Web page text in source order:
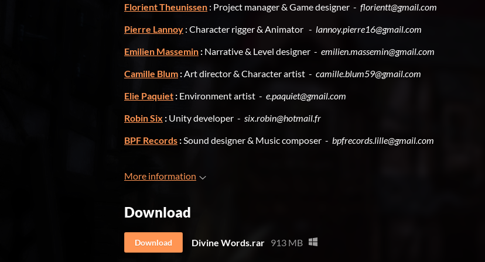
Florient Theunissen : Project manager & Game designer - florientt@gmail.com
Pierre Lannoy : Character rigger & Animator - lannoy.pierre16@gmail.com
Emilien Massemin : Narrative & Level designer - emilien.massemin@gmail.com
Camille Blum :Art director & Character artist - camille.blum59@gmail.com
Elie Paquiet : Environment artist - e.paquiet@gmail.com
Robin Six : Unity developer - six.robin@hotmail.fr
BPF Records :Sound designer & Music composer - bpfrecords.lille@gmail.com
More information
Download
Download Divine Words.rar 913 MB